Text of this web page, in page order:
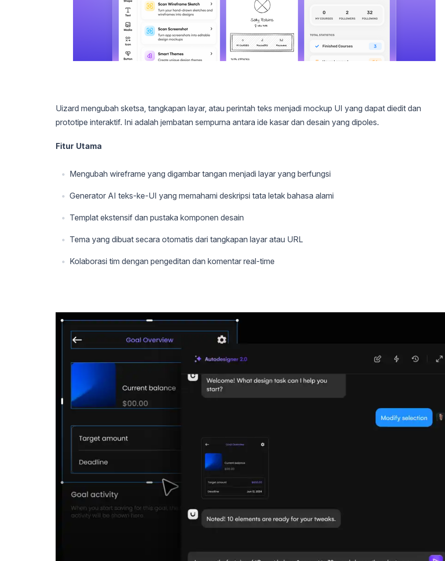
Uizard mengubah sketsa, tangkapan layar, atau perintah teks menjadi mockup UI yang dapat diedit dan
prototipe interaktif. Ini adalah jembatan sempurna antara ide kasar dan desain yang dipoles.
Fitur Utama
Mengubah wireframe yang digambar tangan menjadi layar yang berfungsi
Generator AI teks-ke-UI yang memahami deskripsi tata letak bahasa alami
Templat ekstensif dan pustaka komponen desain
Tema yang dibuat secara otomatis dari tangkapan layar atau URL
Kolaborasi tim dengan pengeditan dan komentar real-time